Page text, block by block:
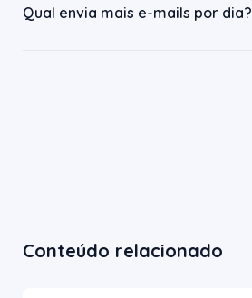
Qual envia mais e-mails por dia?
Conteúdo relacionado